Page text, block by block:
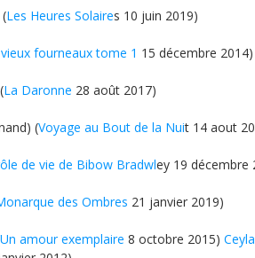
Les Heures Solaires 10 juin 2019)
fourneaux tome 1 15 décembre 2014)
La Daronne 28 août 2017)
(Voyage au Bout de la Nuit 14 aout
de vie de Bibow Bradwley 19 décembre
des Ombres 21 janvier 2019)
Un amour exemplaire 8 octobre 2015)